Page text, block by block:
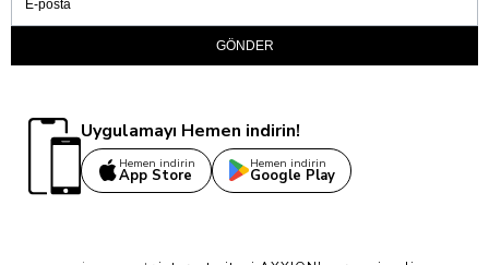
GÖNDER
Uygulamayı Hemen indirin!
Hemen indirin
App Store
Hemen indirin
Google Play